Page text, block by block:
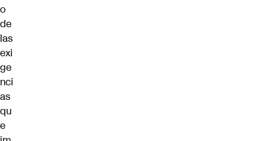
o
de
las
exi
ge
nci
as
qu
e